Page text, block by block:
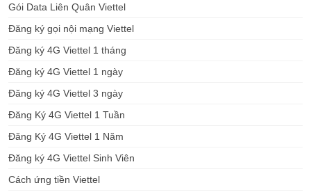
Gói Data Liên Quân Viettel
Đăng ký gọi nội mạng Viettel
Đăng ký 4G Viettel 1 tháng
Đăng ký 4G Viettel 1 ngày
Đăng ký 4G Viettel 3 ngày
Đăng Ký 4G Viettel 1 Tuần
Đăng Ký 4G Viettel 1 Năm
Đăng ký 4G Viettel Sinh Viên
Cách ứng tiền Viettel